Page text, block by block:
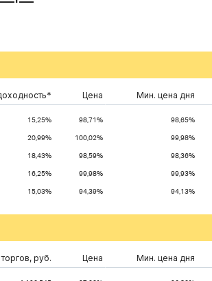
Цена Мин. цена дня
15,25% 98,71% 98,65%
20,99% 100,02% 99,98%
18,43% 98,59% 98,36%
16,25% 99,98% 99,93%
15,03% 94,39% 94,13%
руб. Цена Мин. цена дня